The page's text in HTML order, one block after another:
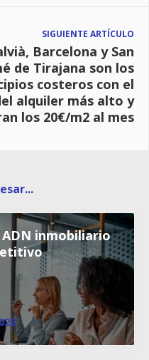
SIGUIENTE ARTÍCULO
Barcelona y San
de Tirajana son los
costeros con el
alquiler más alto y
los 20€/m2 al mes
inmobiliario